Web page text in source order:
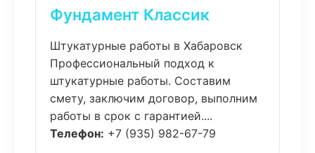
Фундамент Классик
Штукатурные работы в Хабаровск
Профессиональный подход к
штукатурные работы. Составим
смету, заключим договор, выполним
работы в срок с гарантией....
Телефон: +7 (935) 982-67-79